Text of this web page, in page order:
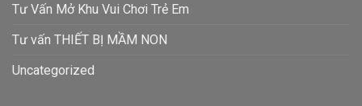
Tư Vấn Mở Khu Vui Chơi Trẻ Em
Tư vấn THIẾT BỊ MẦM NON
Uncategorized